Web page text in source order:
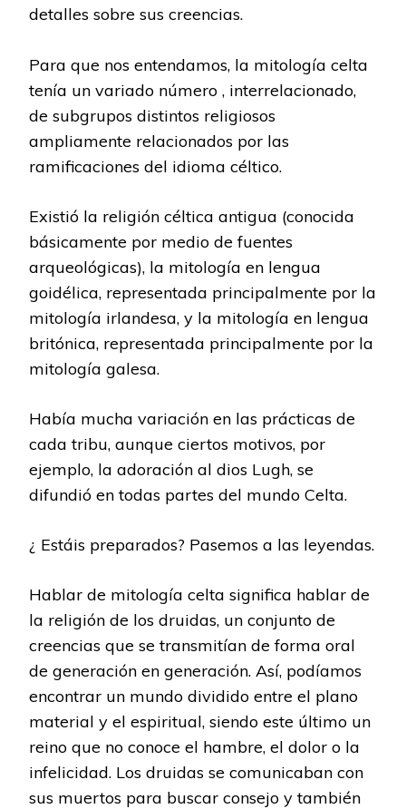
detalles sobre sus creencias.
Para que nos entendamos, la mitología celta
tenía un variado número , interrelacionado,
de subgrupos distintos religiosos
ampliamente relacionados por las
ramificaciones del idioma céltico.
Existió la religión céltica antigua (conocida
básicamente por medio de fuentes
arqueológicas), la mitología en lengua
goidélica, representada principalmente por la
mitología irlandesa, y la mitología en lengua
britónica, representada principalmente por la
mitología galesa.
Había mucha variación en las prácticas de
cada tribu, aunque ciertos motivos, por
ejemplo, la adoración al dios Lugh, se
difundió en todas partes del mundo Celta.
¿ Estáis preparados? Pasemos a las leyendas.
Hablar de mitología celta significa hablar de
la religión de los druidas, un conjunto de
creencias que se transmitían de forma oral
de generación en generación. Así, podíamos
encontrar un mundo dividido entre el plano
material y el espiritual, siendo este último un
reino que no conoce el hambre, el dolor o la
infelicidad. Los druidas se comunicaban con
sus muertos para buscar consejo y también